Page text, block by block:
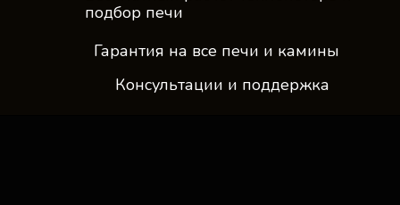
подбор печи
Гарантия на все печи и камины
Консультации и поддержка